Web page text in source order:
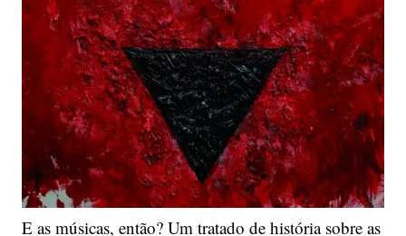
E as músicas, então? Um tratado de história sobre as